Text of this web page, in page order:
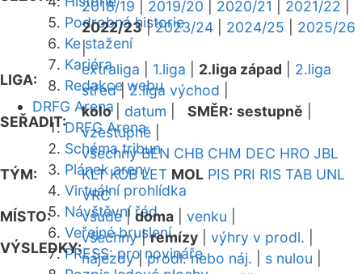
Podrobná historie
Ke stažení
Kariéra
Redakce webu
DRFG Arena
DRFG Arena
Schéma tribun
Plánek areny
Virtuální prohlídka
Návštěvní řád
Veřejné bruslení
PRESS: pro novináře
2018/19
2019/20 2020/21 2021/22
2022/23|2023/24 2024/25
2025/26
|
LIGA:
extraliga 1.liga 2.liga západ
2.liga
střed|2.liga východ
SEŘADIT:
kolo| datum SMĚR: sestupně
vzestupně
TÝM:
všechny BEN CHB CHM DEC HRO JBL
KLT KOB LET MOL PIS PRI RIS TAB UNL
VRC
MÍSTO:
všude| doma venku
VÝSLEDKY:
všechny|remízy výhry v prodl.
nájezdy|prodl. nebo náj. s nulou